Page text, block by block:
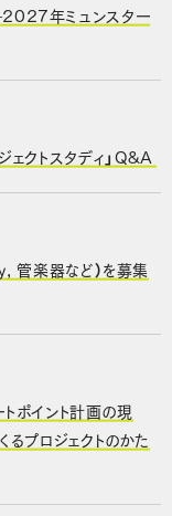
年ミュンスター
クトスタディ」Q&A
管楽器など）を募集
イント計画の現
プロジェクトのかた